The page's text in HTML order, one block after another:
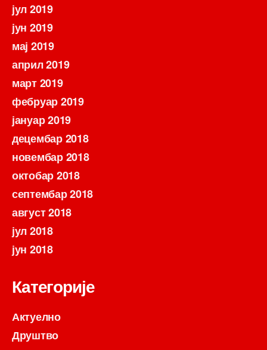
јул 2019
јун 2019
мај 2019
април 2019
март 2019
фебруар 2019
јануар 2019
децембар 2018
новембар 2018
октобар 2018
септембар 2018
август 2018
јул 2018
јун 2018
Категорије
Актуелно
Друштво